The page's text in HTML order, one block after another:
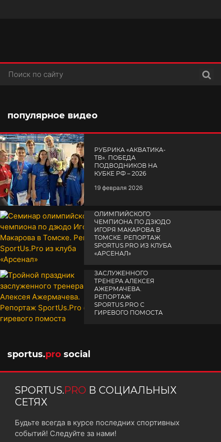
популярное видео
РУБРИКА «АКВАТИКА-
TВ». ПОБЕДА
ПОДВОДНИКОВ НА
КУБКЕ РФ – 2026
19 февраля 2026
ОЛИМПИЙСКОГО
ЧЕМПИОНА ПО ДЗЮДО
ИГОРЯ МАКАРОВА В
ТОМСКЕ. РЕПОРТАЖ
SPORTUS.PRO ИЗ КЛУБА
«АРСЕНАЛ»
ЗАСЛУЖЕННОГО
ТРЕНЕРА АЛЕКСЕЯ
АЖЕРМАЧЕВА.
РЕПОРТАЖ
SPORTUS.PRO С
ГИРЕВОГО ПОМОСТА
sportus.pro social
SPORTUS.PRO В СОЦИАЛЬНЫХ
СЕТЯХ
Будьте всегда в курсе последних спортивных
событий! Следуйте за нами!